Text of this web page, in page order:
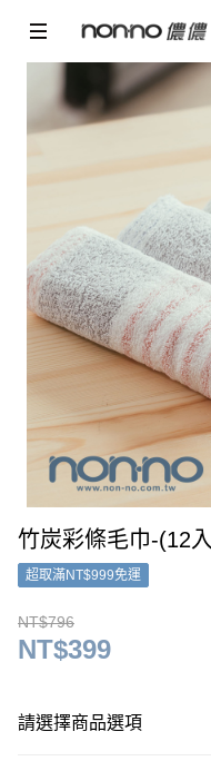
竹炭彩條毛巾-(12
超取滿NT$999免運
NT$796
NT$399
請選擇商品選項